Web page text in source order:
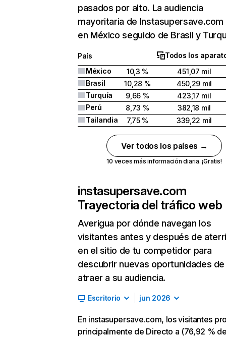
pasados por alto. La audiencia
mayoritaria de
en México seguido de Brasil y
País
Todos los
México
10,3 %
451,07 mil
Brasil
10,28 %
450,29 mil
Turquía
9,66 %
423,17 mil
Perú
8,73 %
382,18 mil
Tailandia
7,75 % 339,22 mil
Ver todos los países →
10 veces más información diaria. ¡Gratis!
instasupersave.com
Trayectoria del tráfico web
Averigua por dónde navegan los
visitantes antes y después de
en el sitio de tu competidor para
descubrir nuevas oportunidades de
atraer a su audiencia.
Escritorio jun 2026
En instasupersave.com, los visitantes
principalmente de Directo a (76,92 %